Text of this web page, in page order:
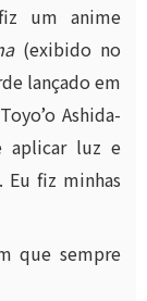
um anime
(exibido no
lançado em
Ashida-
aplicar luz e
fiz minhas
que sempre